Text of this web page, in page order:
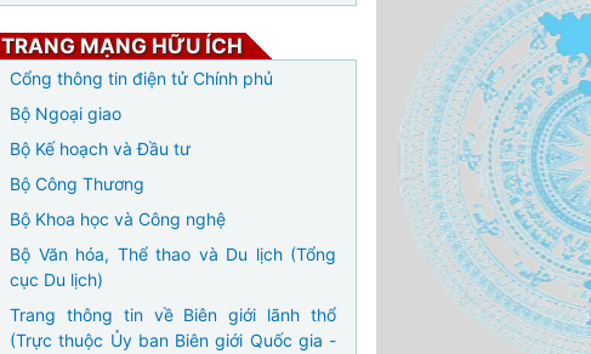
TRANG MẠNG HỮU ÍCH
Cổng thông tin điện tử Chính phủ
Bộ Ngoại giao
Bộ Kế hoạch và Đầu tư
Bộ Công Thương
Bộ Khoa học và Công nghệ
Bộ Văn hóa, Thể thao và Du lịch (Tổng
cục Du lịch)
Trang thông tin về Biên giới lãnh thổ
(Trực thuộc Ủy ban Biên giới Quốc gia -